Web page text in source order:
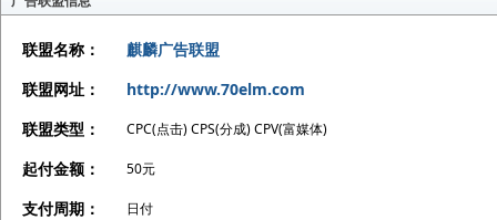
联盟名称：
麒麟广告联盟
联盟网址：
http://www.70elm.com
联盟类型：
CPC(点击) CPS(分成) CPV(富媒体)
起付金额： 50元
支付周期： 日付